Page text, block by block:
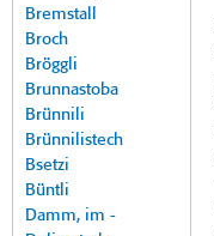
Bremstall
Broch
Bröggli
Brunnastoba
Brünnili
Brünnilistech
Bsetzi
Büntli
Damm, im -